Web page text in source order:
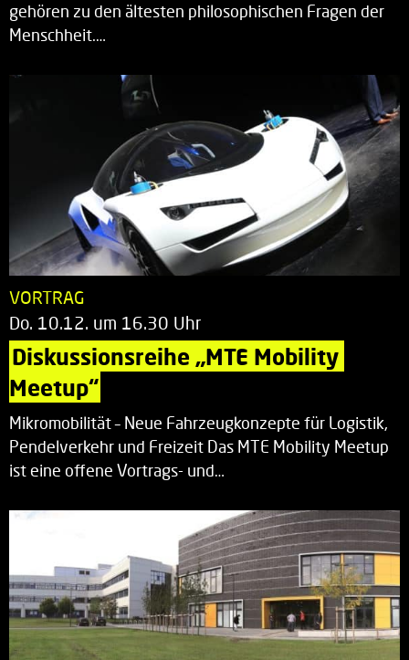
gehören zu den ältesten philosophischen Fragen der
Menschheit.…
VORTRAG
Do. 10.12. um 16.30 Uhr
Diskussionsreihe „MTE Mobility
Meetup“
Mikromobilität – Neue Fahrzeugkonzepte für Logistik,
Pendelverkehr und Freizeit Das MTE Mobility Meetup
ist eine offene Vortrags- und…